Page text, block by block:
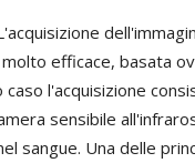
efficace, basata
l'acquisizione
sensibile
sangue. Una delle